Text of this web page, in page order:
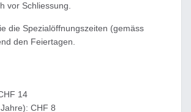
vor Schliessung.
die Spezialöffnungszeiten (gemäss
den Feiertagen.
14
CHF 8